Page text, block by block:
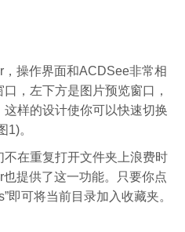
操作界面和ACDSee非常相
，左下方是图片预览窗口，
样的设计使你可以快速切换
1)。
在重复打开文件夹上浪费时
提供了这一功能。只要你点
即可将当前目录加入收藏夹。